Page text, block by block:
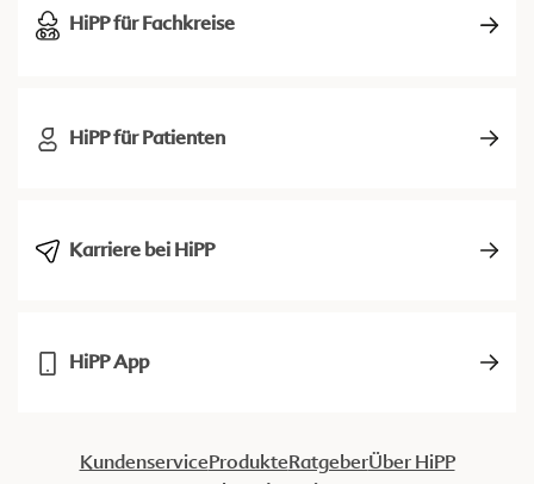
HiPP für Fachkreise
HiPP für Patienten
Karriere bei HiPP
HiPP App
KundenserviceProdukteRatgeberÜber HiPP